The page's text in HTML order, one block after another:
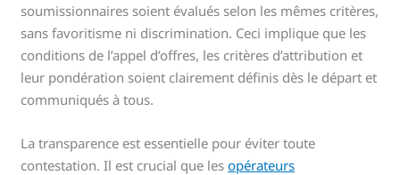
soumissionnaires soient évalués selon les mêmes critères,
sans favoritisme ni discrimination. Ceci implique que les
conditions de l’appel d’offres, les critères d’attribution et
leur pondération soient clairement définis dès le départ et
communiqués à tous.
La transparence est essentielle pour éviter toute
contestation. Il est crucial que lesopérateurs